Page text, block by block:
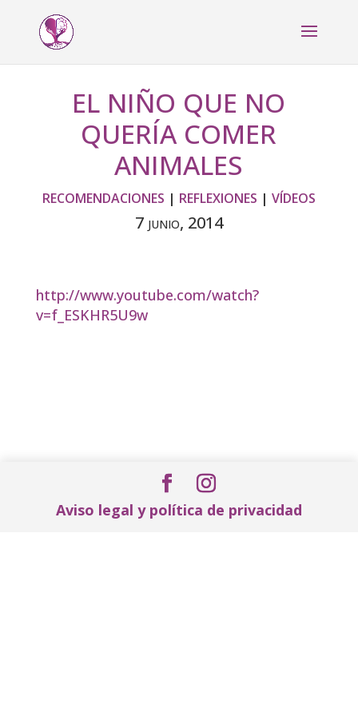
EL NIÑO QUE NO
QUERÍA COMER
ANIMALES
RECOMENDACIONES | REFLEXIONES | VÍDEOS
7 junio, 2014
http://www.youtube.com/watch?
v=f_ESKHR5U9w
Aviso legal y política de privacidad